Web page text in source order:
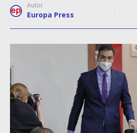
Autor
Europa Press